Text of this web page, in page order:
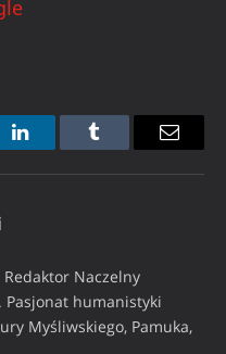
LinkedInTumblr Email
Naczelny
humanistyki
Myśliwskiego, Pamuka,